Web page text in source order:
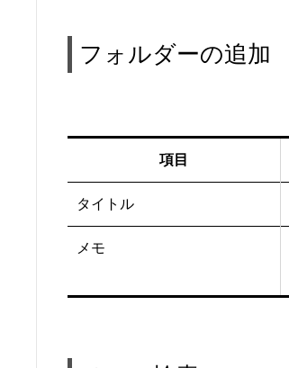
フォルダーの追加
項目
タイトル
メモ